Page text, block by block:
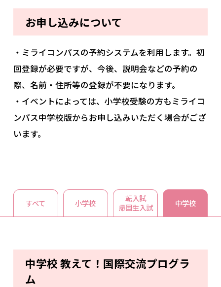
お申し込みについて
・ミライコンパスの予約システムを利用します。初
回登録が必要ですが、今後、説明会などの予約の
際、名前・住所等の登録が不要になります。
・イベントによっては、小学校受験の方もミライコ
ンパス中学校版からお申し込みいただく場合がござ
います。
すべて 小学校
転入試
帰国生入試
中学校
中学校 教えて！国際交流プログラ
ム